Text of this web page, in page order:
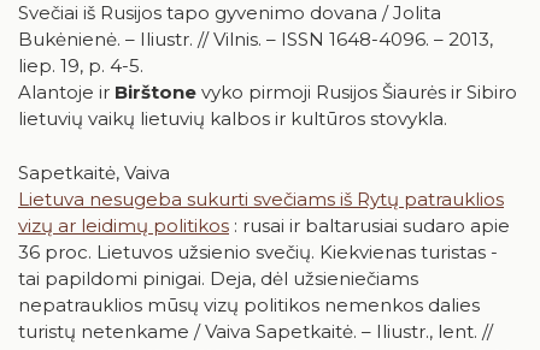
Svečiai iš Rusijos tapo gyvenimo dovana / Jolita
Bukėnienė. – Iliustr. // Vilnis. – ISSN 1648-4096. – 2013,
liep. 19, p. 4-5.
Alantoje ir Birštone vyko pirmoji Rusijos Šiaurės ir Sibiro
lietuvių vaikų lietuvių kalbos ir kultūros stovykla.
Sapetkaitė, Vaiva
Lietuva nesugeba sukurti svečiams iš Rytų patrauklios
vizų ar leidimų politikos : rusai ir baltarusiai sudaro apie
36 proc. Lietuvos užsienio svečių. Kiekvienas turistas -
tai papildomi pinigai. Deja, dėl užsieniečiams
nepatrauklios mūsų vizų politikos nemenkos dalies
turistų netenkame / Vaiva Sapetkaitė. – Iliustr., lent. //